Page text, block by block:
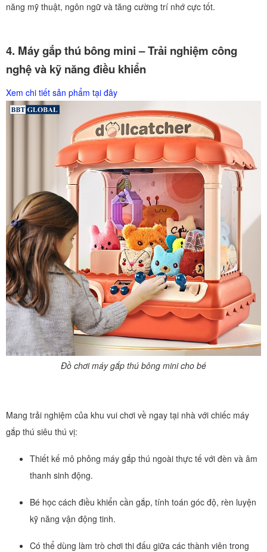
năng mỹ thuật, ngôn ngữ và tăng cường trí nhớ cực tốt.
4. Máy gắp thú bông mini – Trải nghiệm công
nghệ và kỹ năng điều khiển
Xem chi tiết sản phẩm tại đây
Đồ chơi máy gắp thú bông mini cho bé
Mang trải nghiệm của khu vui chơi về ngay tại nhà với chiếc máy
gắp thú siêu thú vị:
Thiết kế mô phỏng máy gắp thú ngoài thực tế với đèn và âm
thanh sinh động.
Bé học cách điều khiển cần gắp, tính toán góc độ, rèn luyện
kỹ năng vận động tinh.
Có thể dùng làm trò chơi thi đấu giữa các thành viên trong